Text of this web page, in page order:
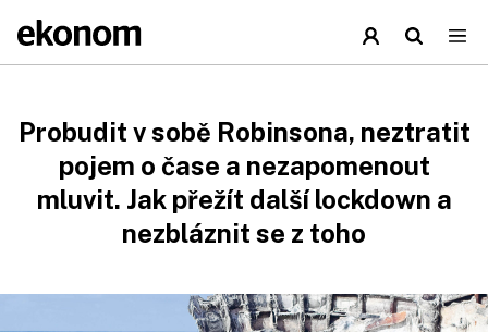
Probudit v sobě Robinsona, neztratit
pojem o čase a nezapomenout
mluvit. Jak přežít další lockdown a
nezbláznit se z toho